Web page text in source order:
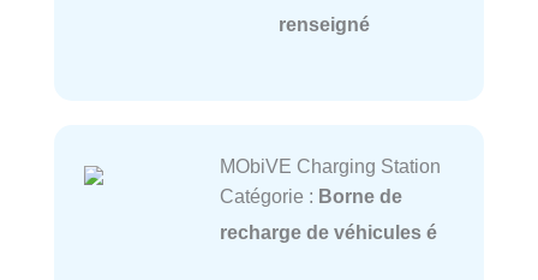
renseigné
MObiVE Charging Station
Catégorie : Borne de
recharge de véhicules é